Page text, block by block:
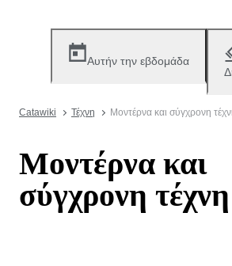
Αυτήν την εβδομάδα
Catawiki Τέχνη Μοντέρνα και σύγχρονη
Μοντέρνα και
σύγχρονη τέχνη